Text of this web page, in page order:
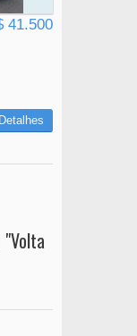
41.500
Detalhes